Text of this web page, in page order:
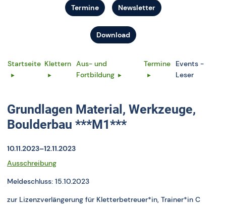
Termine Newsletter
Download
Startseite Klettern Aus- und
Fortbildung
Termine
Events -
Leser
Grundlagen Material, Werkzeuge,
Boulderbau ***M1***
10.11.2023–12.11.2023
Ausschreibung
Meldeschluss: 15.10.2023
zur Lizenzverlängerung für Kletterbetreuer*in, Trainer*in C